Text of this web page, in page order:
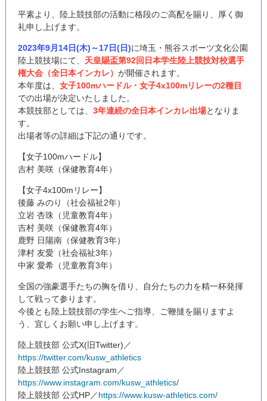
平素より、陸上競技部の活動に格段のご高配を賜り、厚く御
礼申し上げます。
2023年9月14日(木)～17日(日)に埼玉・熊谷スポーツ文化公園
陸上競技場にて、 天皇賜盃第92回日本学生陸上競技対校選手
権大会（全日本インカレ） が開催されます。
本年度は、 女子100mハードル・女子4x100mリレーの2種目
での出場が決定いたしました。
本競技部としては、 3年連続の全日本インカレ出場となりま
す。
出場者等の詳細は下記の通りです。
【女子100mハードル】
吉村 美咲（保健教育4年）
【女子4x100mリレー】
後藤 みのり（社会福祉2年）
立岩 杏珠（児童教育4年）
吉村 美咲（保健教育4年）
鹿野 日陽南（保健教育3年）
津村 友愛（社会福祉3年）
中家 愛希（児童教育3年）
全国の強豪選手たちの胸を借り、自分たちの力を精一杯発揮
して戦って参ります。
今後とも陸上競技部の学生へご指導、ご鞭撻を賜りますよ
う、宜しくお願い申し上げます。
陸上競技部 公式X(旧Twitter)／
https://twitter.com/kusw_athletics
陸上競技部 公式Instagram／
https://www.instagram.com/kusw_athletics/
陸上競技部 公式HP／https://www.kusw-athletics.com/